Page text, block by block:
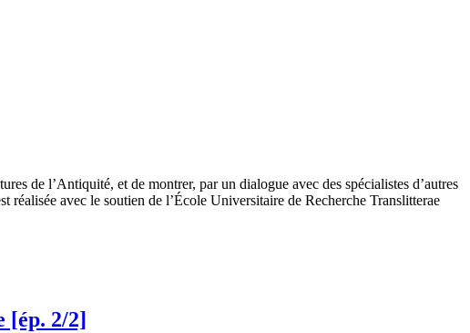
de l’Antiquité, et de montrer, par un dialogue avec des spécialistes d’autres
réalisée avec le soutien de l’École Universitaire de Recherche Translitterae
[ép. 2/2]